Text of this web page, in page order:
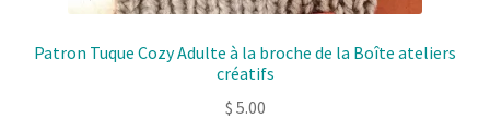
Patron Tuque Cozy Adulte à la broche de la Boîte ateliers
créatifs
$ 5.00